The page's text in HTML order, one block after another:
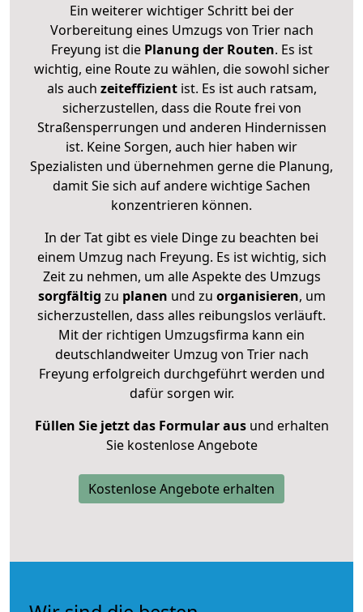
Ein weiterer wichtiger Schritt bei der
Vorbereitung eines Umzugs von Trier nach
Freyung ist diePlanung der Routen. Es ist
wichtig, eine Route zu wählen, die sowohl sicher
als auch zeiteffizientist. Es ist auch ratsam,
sicherzustellen, dass die Route frei von
Straßensperrungen und anderen Hindernissen
ist. Keine Sorgen, auch hier haben wir
Spezialisten und übernehmen gerne die Planung,
damit Sie sich auf andere wichtige Sachen
konzentrieren können.
In der Tat gibt es viele Dinge zu beachten bei
einem Umzug nach Freyung. Es ist wichtig, sich
Zeit zu nehmen, um alle Aspekte des Umzugs
sorgfältig zu planen und zu organisieren, um
sicherzustellen, dass alles reibungslos verläuft.
Mit der richtigen Umzugsfirma kann ein
deutschlandweiter Umzug von Trier nach
Freyung erfolgreich durchgeführt werden und
dafür sorgen wir.
Füllen Sie jetzt das Formular ausund erhalten
Sie kostenlose Angebote
Kostenlose Angebote erhalten